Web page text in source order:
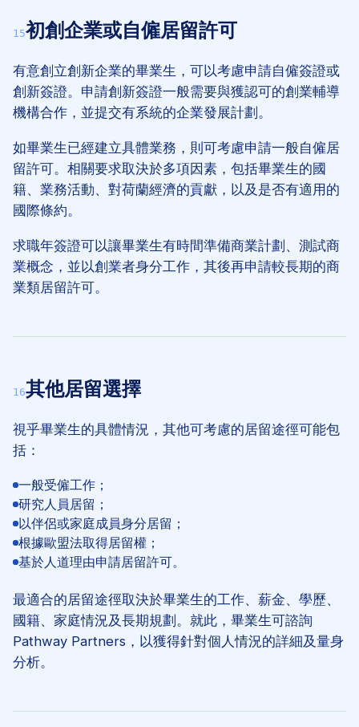
15初創企業或自僱居留許可
有意創立創新企業的畢業生，可以考慮申請自僱簽證或
創新簽證。申請創新簽證一般需要與獲認可的創業輔導
機構合作，並提交有系統的企業發展計劃。
如畢業生已經建立具體業務，則可考慮申請一般自僱居
留許可。相關要求取決於多項因素，包括畢業生的國
籍、業務活動、對荷蘭經濟的貢獻，以及是否有適用的
國際條約。
求職年簽證可以讓畢業生有時間準備商業計劃、測試商
業概念，並以創業者身分工作，其後再申請較長期的商
業類居留許可。
16其他居留選擇
視乎畢業生的具體情況，其他可考慮的居留途徑可能包
括：
一般受僱工作；
研究人員居留；
以伴侶或家庭成員身分居留；
根據歐盟法取得居留權；
基於人道理由申請居留許可。
最適合的居留途徑取決於畢業生的工作、薪金、學歷、
國籍、家庭情況及長期規劃。就此，畢業生可諮詢
Pathway Partners，以獲得針對個人情況的詳細及量身
分析。